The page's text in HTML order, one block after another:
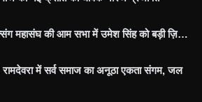
महासंघ की आम सभा में उमेश सिंह को बड़ी ज़ि…
रामदेवरा में सर्व समाज का अनूठा एकता संगम, जल